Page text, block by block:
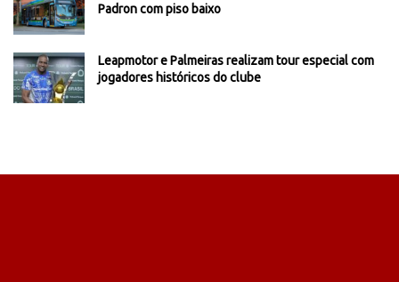
Padron com piso baixo
Leapmotor e Palmeiras realizam tour especial com
jogadores históricos do clube